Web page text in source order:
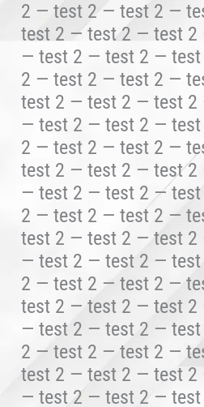
2 — test 2 — test 2 —
test 2 — test 2 — test
— test 2 — test 2 —
2 — test 2 — test 2 —
test 2 — test 2 — test
— test 2 — test 2 —
2 — test 2 — test 2 —
test 2 — test 2 — test
— test 2 — test 2 —
2 — test 2 — test 2 —
test 2 — test 2 — test
— test 2 — test 2 —
2 — test 2 — test 2 —
test 2 — test 2 — test
— test 2 — test 2 —
2 — test 2 — test 2 —
test 2 — test 2 — test
— test 2 — test 2 —